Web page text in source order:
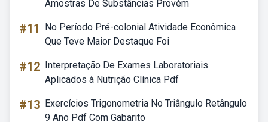
Amostras De Substâncias Provém
#11
No Período Pré-colonial Atividade Econômica
Que Teve Maior Destaque Foi
#12 Interpretação De Exames Laboratoriais
Aplicados à Nutrição Clínica Pdf
#13 Exercícios Trigonometria No Triângulo Retângulo
9 Ano Pdf Com Gabarito